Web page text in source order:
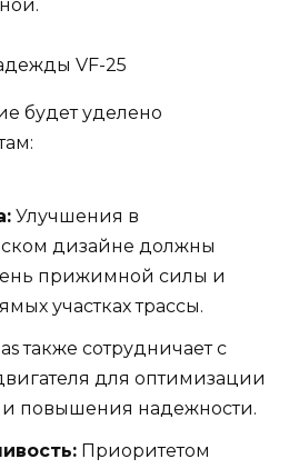
будет уделено
Улучшения в
дизайне должны
прижимной силы и
участках трассы.
также сотрудничает с
для оптимизации
и повышения надежности.
Приоритетом